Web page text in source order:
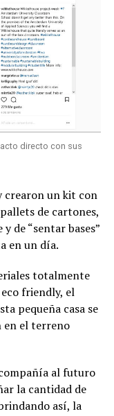
directo con sus
crearon un kit con
de cartones,
de “sentar bases”
en un día.
totalmente
friendly, el
pequeña casa se
en el terreno
al futuro
la cantidad de
así, la